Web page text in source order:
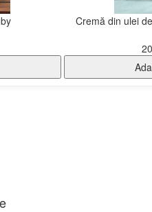
Cremă din ulei